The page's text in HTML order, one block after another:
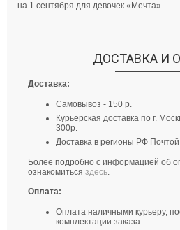
на 1 сентября для девочек «Мечта».
ДОСТАВКА И
Доставка:
Самовывоз - 150 р.
Курьерская доставка по г.
300р.
Доставка в регионы РФ
Более подробно с информацией об
ознакомиться здесь.
Оплата:
Оплата наличными курьеру,
комплектации заказа